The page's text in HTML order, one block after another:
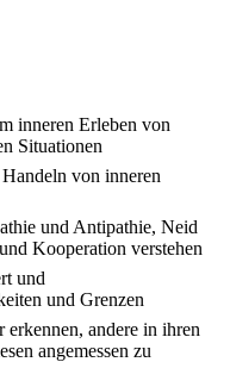
inneren Erleben von
Situationen
von inneren
und Antipathie, Neid
Kooperation verstehen
und
und Grenzen
erkennen, andere in ihren
angemessen zu